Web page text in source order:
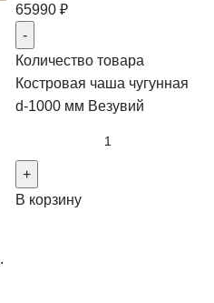
65990 ₽
Количество товара
Костровая чаша чугунная
d-1000 мм Везувий
В корзину